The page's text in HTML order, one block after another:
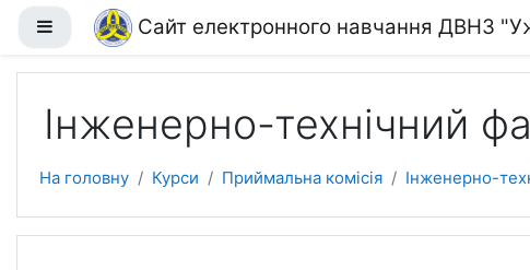
Перейти до головного вмісту
Бокова панельСайт електронного навчання ДВНЗ
Інженерно-технічний
На головну Курси Приймальна комісія Інженерно-